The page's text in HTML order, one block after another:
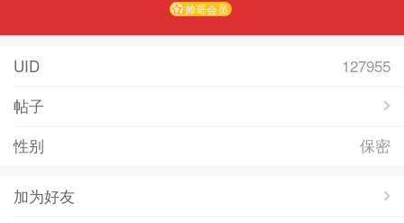
帅哥会员
UID
127955
帖子
性别
保密
加为好友